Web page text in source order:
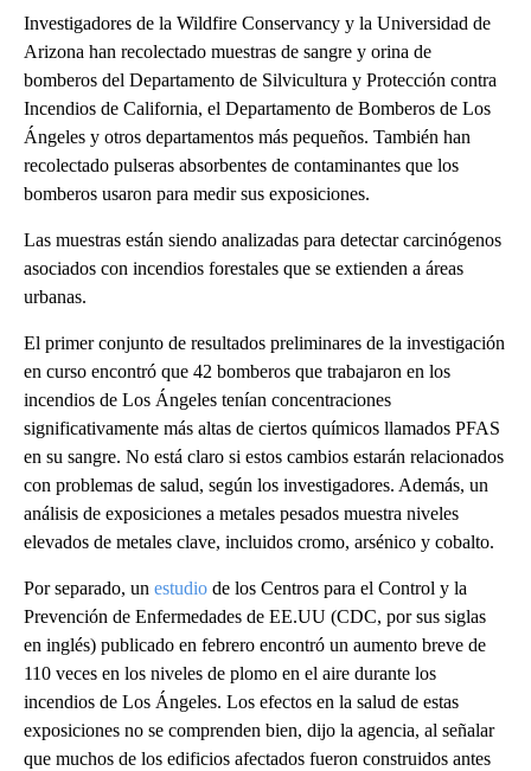
Investigadores de la Wildfire Conservancy y la Universidad de
Arizona han recolectado muestras de sangre y orina de
bomberos del Departamento de Silvicultura y Protección contra
Incendios de California, el Departamento de Bomberos de Los
Ángeles y otros departamentos más pequeños. También han
recolectado pulseras absorbentes de contaminantes que los
bomberos usaron para medir sus exposiciones.
Las muestras están siendo analizadas para detectar carcinógenos
asociados con incendios forestales que se extienden a áreas
urbanas.
El primer conjunto de resultados preliminares de la investigación
en curso encontró que 42 bomberos que trabajaron en los
incendios de Los Ángeles tenían concentraciones
significativamente más altas de ciertos químicos llamados PFAS
en su sangre. No está claro si estos cambios estarán relacionados
con problemas de salud, según los investigadores. Además, un
análisis de exposiciones a metales pesados muestra niveles
elevados de metales clave, incluidos cromo, arsénico y cobalto.
Por separado, un estudio de los Centros para el Control y la
Prevención de Enfermedades de EE.UU (CDC, por sus siglas
en inglés) publicado en febrero encontró un aumento breve de
110 veces en los niveles de plomo en el aire durante los
incendios de Los Ángeles. Los efectos en la salud de estas
exposiciones no se comprenden bien, dijo la agencia, al señalar
que muchos de los edificios afectados fueron construidos antes